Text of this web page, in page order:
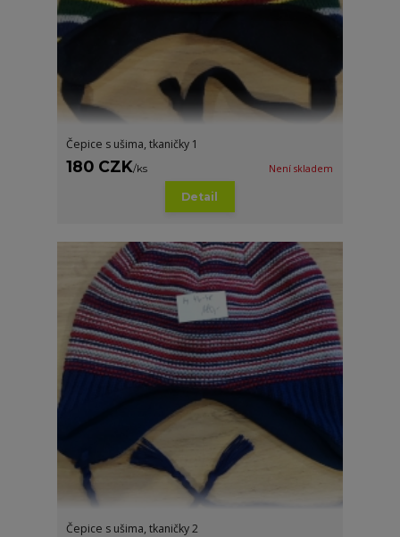
Čepice s ušima, tkaničky 1
180 CZK/ks Není skladem
Detail
Čepice s ušima, tkaničky 2